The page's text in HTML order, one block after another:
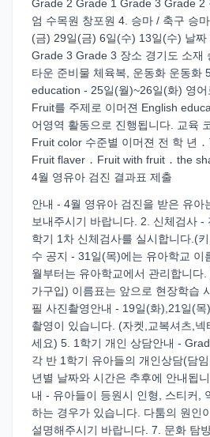
Grade 2 Grade 1 Grade 3 Grade 2
엄 수목원 창포원 4. 승마 / 축구 승
(금) 29일(금) 6일(수) 13일(수) 날
Grade 3 Grade 3 장소 경기도 소재
타운 준비물 체육복, 운동화 운동화
education - 25일(월)~26일(화) 영
Fruit를 주제로 이머젼 English
어영역 활동으로 진행됩니다. 교육
Fruit color 수준별 이머젼 전 학 년
Fruit flaver ․ Fruit with fruit ․ the
4월 영유아 검진 결과표 제출
안내 - 4월 영유아 검진을 받은 유아
보내주시기 바랍니다. 2. 신체검사 -
학기 1차 신체검사를 실시합니다.(
수 공지 - 31일(목)에는 유아학교 이
월부터는 유아학교에서 관리합니다
가구입) 이름표는 앞으로 현장학습
필 사진촬영안내 - 19일(화),21일(
촬영이 있습니다. (자켓,교복셔츠,
세요) 5. 1학기 개인 상담안내 -
각 반 1학기 유아들의 개인상담(담
년별 날짜와 시간은 추후에 안내됩
내 - 유아들이 등원시 인형, 스티커,
하는 경우가 있습니다. 다툼의 원인
설명해주시기 바랍니다. 7. 문화 탐